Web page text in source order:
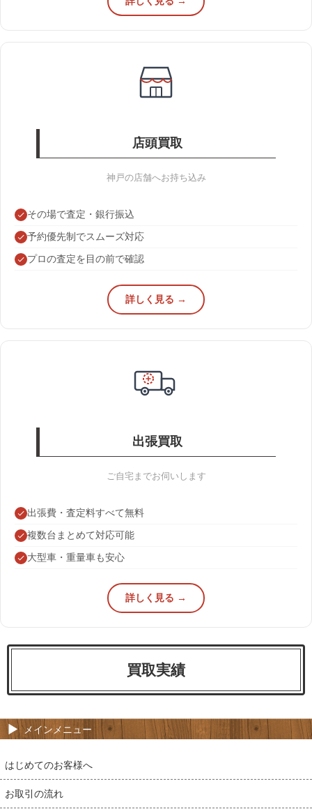
店頭買取
神戸の店舗へお持ち込み
その場で査定・銀行振込
予約優先制でスムーズ対応
プロの査定を目の前で確認
詳しく見る →
出張買取
ご自宅までお伺いします
出張費・査定料すべて無料
複数台まとめて対応可能
大型車・重量車も安心
詳しく見る →
買取実績
メインメニュー
はじめてのお客様へ
お取引の流れ